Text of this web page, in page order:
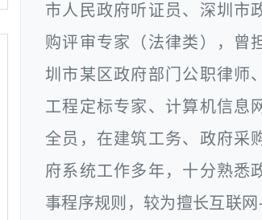
市人民政府听证员、深圳市
购评审专家（法律类），曾
圳市某区政府部门公职律师
工程定标专家、计算机信息
全员，在建筑工务、政府采
府系统工作多年，十分熟悉
事程序规则，较为擅长互联网